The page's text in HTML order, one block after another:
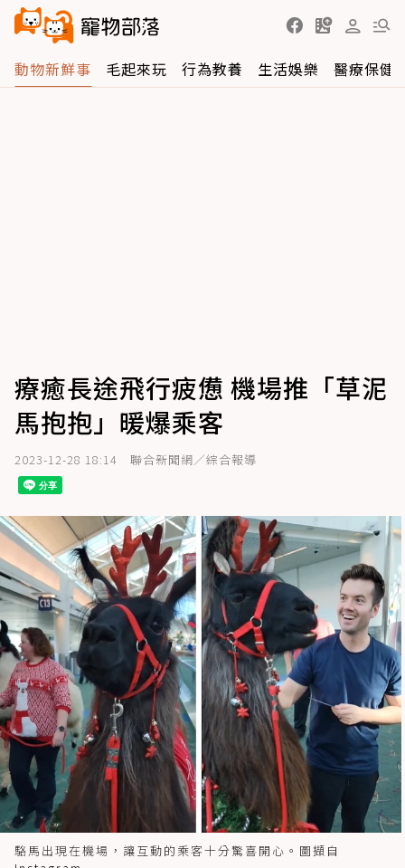
動物新鮮事 毛起來玩 行為教養 生活娛樂 醫療保健
療癒長途飛行疲憊 機場推「草泥
馬抱抱」暖爆乘客
2023-12-28 18:14 聯合新聞網／綜合報導
駱馬出現在機場，讓互動的乘客十分驚喜開心。圖擷自